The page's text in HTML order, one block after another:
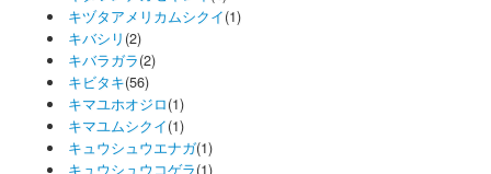
キヅタアメリカムシクイ(1)
キバシリ (2)
キバラガラ(2)
キビタキ(56)
キマユホオジロ(1)
キマユムシクイ(1)
キュウシュウエナガ(1)
キュウシュウコゲラ(1)